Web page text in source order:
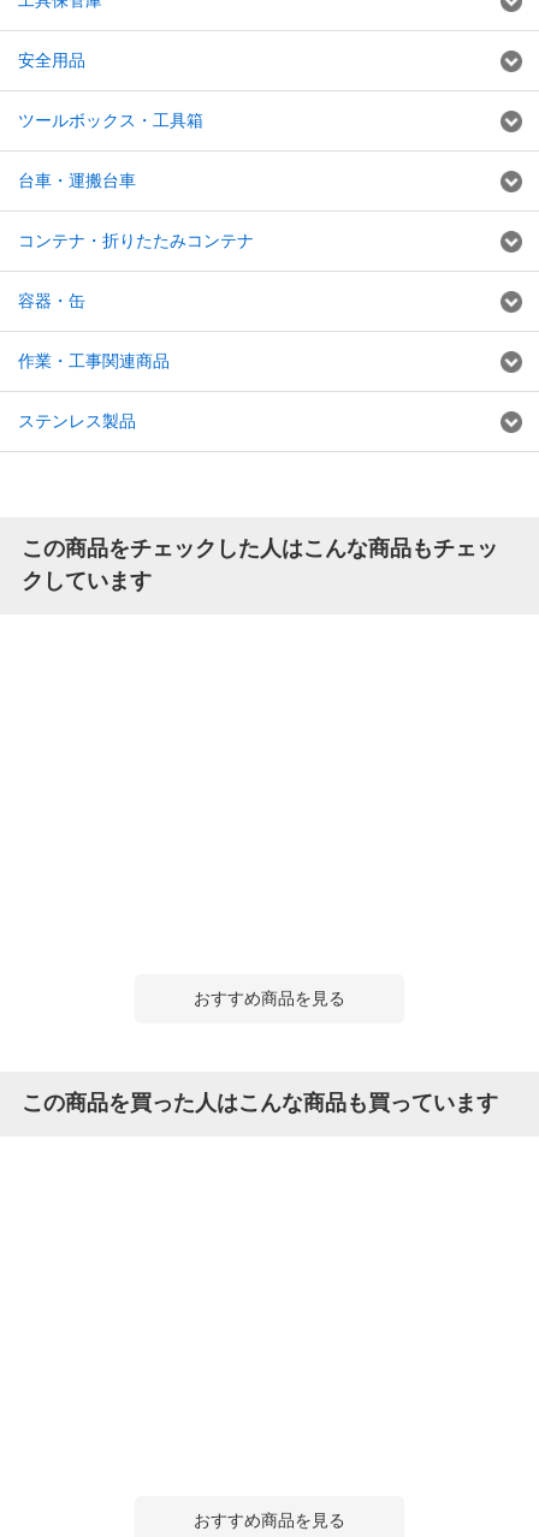
安全用品
ツールボックス・工具箱
台車・運搬台車
コンテナ・折りたたみコンテナ
容器・缶
作業・工事関連商品
ステンレス製品
この商品をチェックした人はこんな商品もチェッ
クしています
おすすめ商品を見る
この商品を買った人はこんな商品も買っています
おすすめ商品を見る